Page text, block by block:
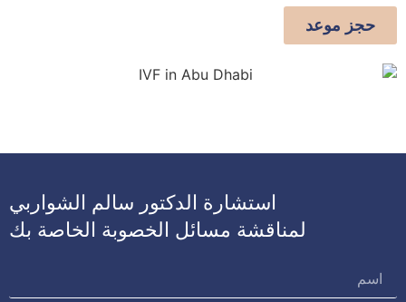
حجز موعد
استشارة الدكتور سالم الشواربي
لمناقشة مسائل الخصوبة الخاصة بك